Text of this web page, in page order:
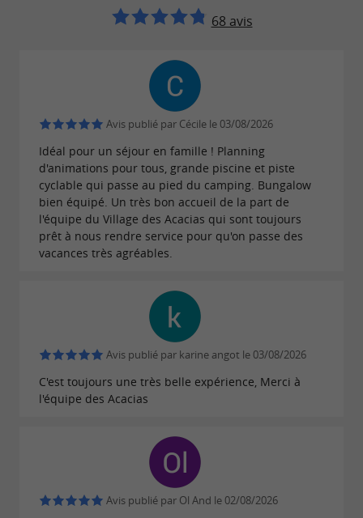
68 avis
Avis publié par Cécile le 03/08/2026
Idéal pour un séjour en famille ! Planning
d'animations pour tous, grande piscine et piste
cyclable qui passe au pied du camping. Bungalow
bien équipé. Un très bon accueil de la part de
l'équipe du Village des Acacias qui sont toujours
prêt à nous rendre service pour qu'on passe des
vacances très agréables.
Avis publié par karine angot le 03/08/2026
C'est toujours une très belle expérience, Merci à
l'équipe des Acacias
Avis publié par Ol And le 02/08/2026